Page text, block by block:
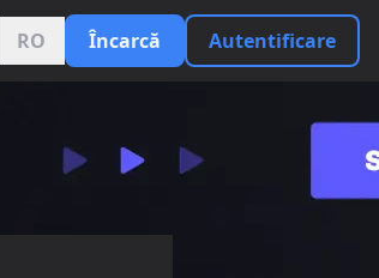
RO Încarcă Autentificare